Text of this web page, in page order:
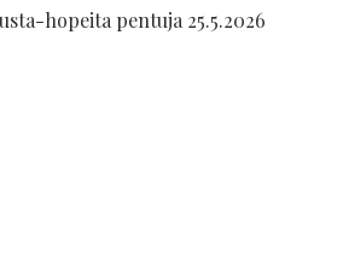
hopeita pentuja 25.5.2026